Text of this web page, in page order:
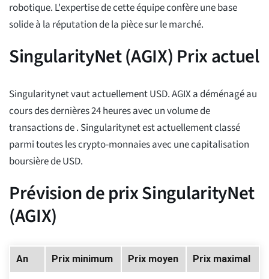
robotique. L'expertise de cette équipe confère une base
solide à la réputation de la pièce sur le marché.
SingularityNet (AGIX) Prix actuel
Singularitynet vaut actuellementUSD. AGIX a déménagéau
cours des dernières 24 heures avec un volume de
transactions de. Singularitynet est actuellement classé
parmi toutes les crypto-monnaies avec une capitalisation
boursière deUSD.
Prévision de prix SingularityNet
(AGIX)
An Prix minimum Prix moyen Prix maximal